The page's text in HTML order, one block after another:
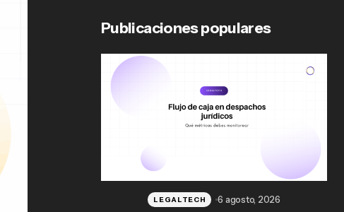
Publicaciones populares
LEGALTECH 6 agosto, 2026